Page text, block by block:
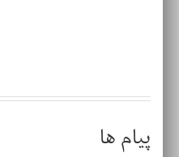
پیام ها